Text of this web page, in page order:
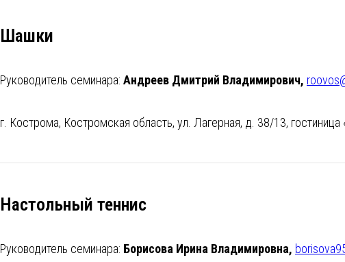
Шашки
Руководитель семинара: Андреев Дмитрий Владимирович,
г. Кострома, Костромская область, ул. Лагерная, д. 38/13, гостиница
Настольный теннис
Руководитель семинара: Борисова Ирина Владимировна,